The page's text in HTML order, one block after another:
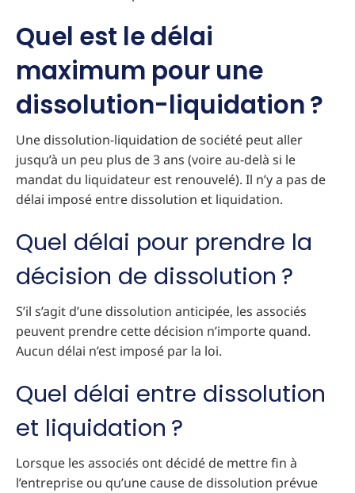
Quel est le délai
maximum pour une
dissolution-liquidation ?
Une dissolution-liquidation de société peut aller
jusqu’à un peu plus de 3 ans (voire au-delà si le
mandat du liquidateur est renouvelé). Il n’y a pas de
délai imposé entre dissolution et liquidation.
Quel délai pour prendre la
décision de dissolution ?
S’il s’agit d’une dissolution anticipée, les associés
peuvent prendre cette décision n’importe quand.
Aucun délai n’est imposé par la loi.
Quel délai entre dissolution
et liquidation ?
Lorsque les associés ont décidé de mettre fin à
l’entreprise ou qu’une cause de dissolution prévue